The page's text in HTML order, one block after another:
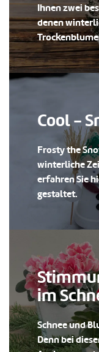
Ihnen zwei
denen
Cool -
Frosty the
winterliche
erfahren Sie
gestaltet.
im
Schnee und
Denn bei